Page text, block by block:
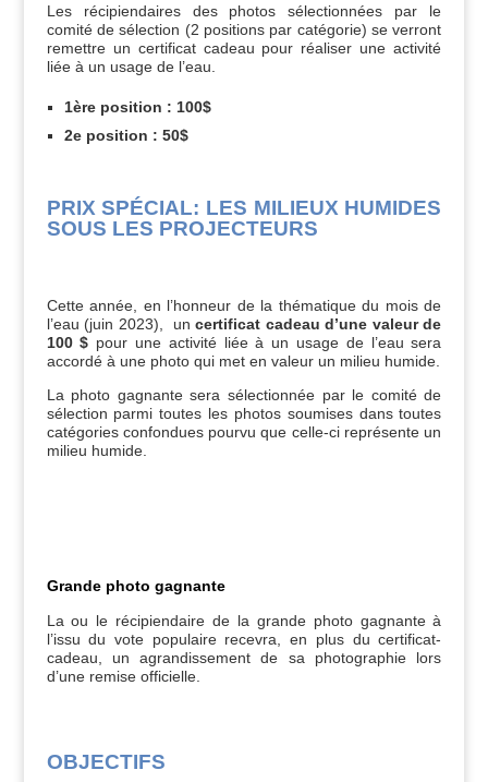
Les récipiendaires des photos sélectionnées par le
comité de sélection (2 positions par catégorie) se verront
remettre un certificat cadeau pour réaliser une activité
liée à un usage de l’eau.
1ère position : 100$
2e position : 50$
PRIX SPÉCIAL: LES MILIEUX HUMIDES
SOUS LES PROJECTEURS
Cette année, en l’honneur de la thématique du mois de
l’eau (juin 2023), uncertificat cadeau d’une valeur de
100 $ pour une activité liée à un usage de l’eau sera
accordé à une photo qui met en valeur un milieu humide.
La photo gagnante sera sélectionnée par le comité de
sélection parmi toutes les photos soumises dans toutes
catégories confondues pourvu que celle-ci représente un
milieu humide.
Grande photo gagnante
La ou le récipiendaire de la grande photo gagnante à
l’issu du vote populaire recevra, en plus du certificat-
cadeau, un agrandissement de sa photographie lors
d’une remise officielle.
OBJECTIFS